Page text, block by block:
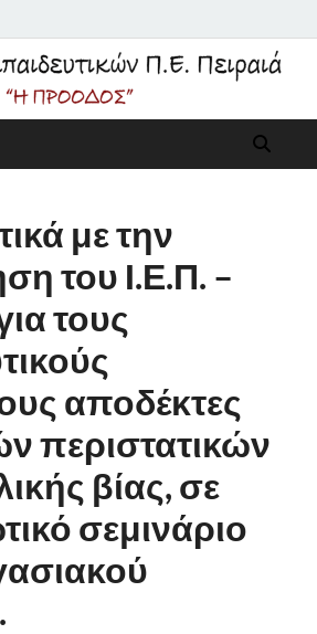
Π.Ε.
"Η Πρόοδος"
με την
του Ι.Ε.Π. –
τους
αποδέκτες
περιστατικών
βίας, σε
σεμινάριο